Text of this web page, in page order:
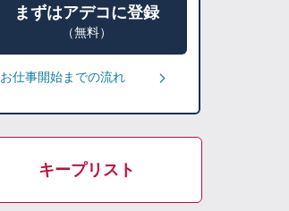
まずはアデコに登録
（無料）
お仕事開始までの流れ
キープリスト